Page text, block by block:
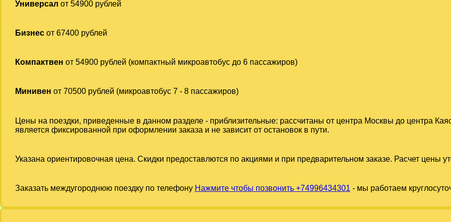
Универсал от 54900 рублей
Бизнесот 67400 рублей
Компактвен от 54900 рублей (компактный микроавтобус до 6 пассажиров)
Минивен от 70500 рублей (микроавтобус 7 - 8 пассажиров)
Цены на поездки, приведенные в данном разделе - приблизительные: рассчитаны от центра Москвы до центра
является фиксированной при оформлении заказа и не зависит от остановок в пути.
Указана ориентировочная цена. Скидки предоставлются по акциями и при предварительном заказе. Расчет цены
Заказать междугороднюю поездку по телефону Нажмите чтобы позвонить +74996434301 - мы работаем